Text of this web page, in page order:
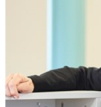
aktivitetsbaserade
Finns det något
Jag uppskattade
snabba lösningarna –
och var väldigt lyhörd
dessa tankar i